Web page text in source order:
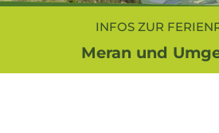
INFOS ZUR
Meran und